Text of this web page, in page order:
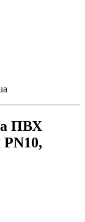
ПВХ